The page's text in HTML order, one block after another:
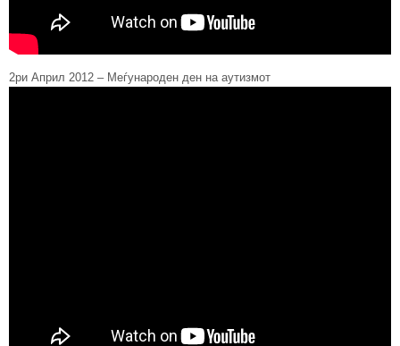
2ри Април 2012 – Meѓународен ден на аутизмот